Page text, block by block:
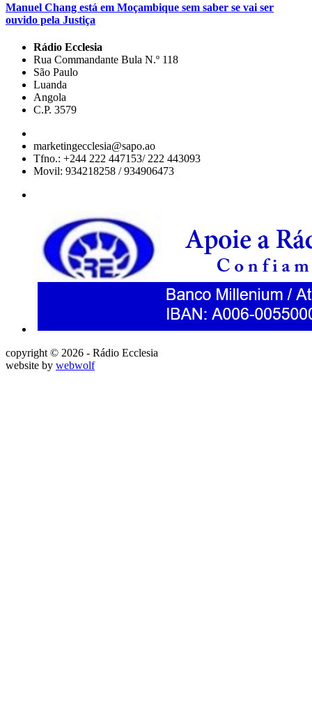
Manuel Chang está em Moçambique sem saber se vai ser
ouvido pela Justiça
Rádio Ecclesia
Rua Commandante Bula N.º 118
São Paulo
Luanda
Angola
C.P. 3579
marketingecclesia@sapo.ao
Tfno.: +244 222 447153/ 222 443093
Movil: 934218258 / 934906473
copyright © 2026 - Rádio Ecclesia
website by webwolf